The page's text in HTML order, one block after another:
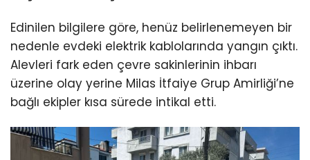
Edinilen bilgilere göre, henüz belirlenemeyen bir
nedenle evdeki elektrik kablolarında yangın çıktı.
Alevleri fark eden çevre sakinlerinin ihbarı
üzerine olay yerine Milas İtfaiye Grup Amirliği’ne
bağlı ekipler kısa sürede intikal etti.